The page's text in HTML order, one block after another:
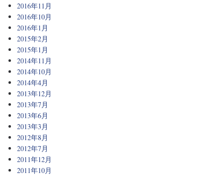
2016年11月
2016年10月
2016年1月
2015年2月
2015年1月
2014年11月
2014年10月
2014年4月
2013年12月
2013年7月
2013年6月
2013年3月
2012年8月
2012年7月
2011年12月
2011年10月